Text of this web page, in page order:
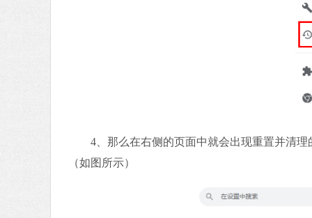
4、那么在右侧的页面中就会出现重置并清理
（如图所示）